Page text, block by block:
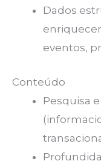
Dados
eventos,
Conteúdo
Pesquisa